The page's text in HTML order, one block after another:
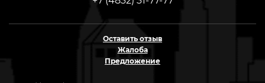
Оставить отзыв
Жалоба
Предложение